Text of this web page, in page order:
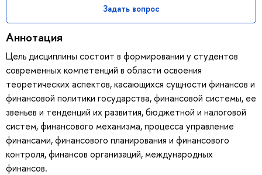
Задать вопрос
Аннотация
Цель дисциплины состоит в формировании у студентов
современных компетенций в области освоения
теоретических аспектов, касающихся сущности финансов и
финансовой политики государства, финансовой системы, ее
звеньев и тенденций их развития, бюджетной и налоговой
систем, финансового механизма, процесса управление
финансами, финансового планирования и финансового
контроля, финансов организаций, международных
финансов.